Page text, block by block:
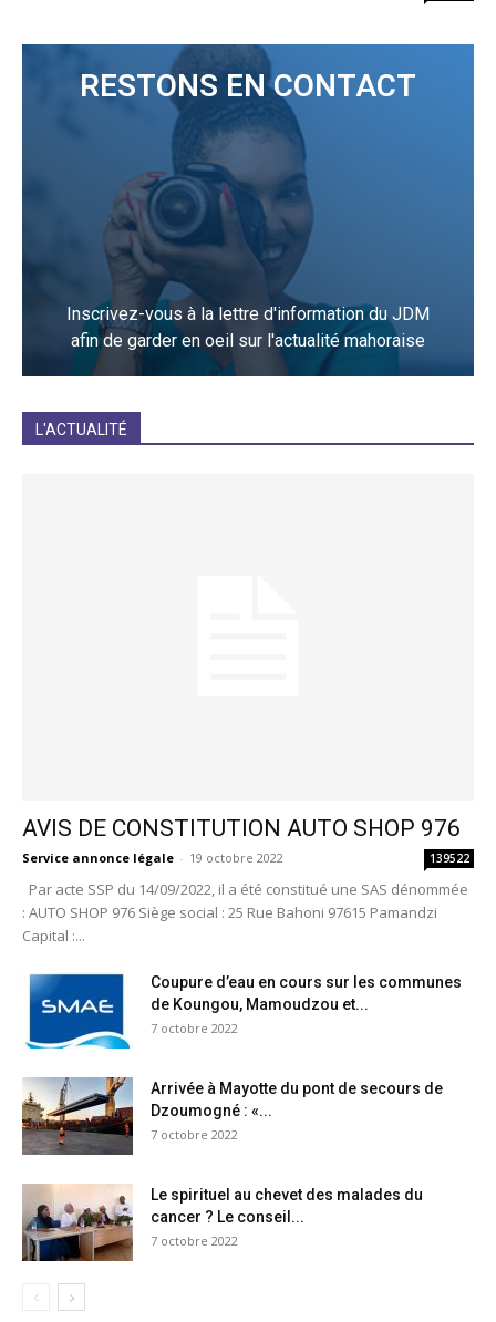
RESTONS EN CONTACT
Inscrivez-vous à la lettre d'information du JDM
afin de garder en oeil sur l'actualité mahoraise
L'ACTUALITÉ
AVIS DE CONSTITUTION AUTO SHOP 976
Service annonce légale - 19 octobre 2022 139522
Par acte SSP du 14/09/2022, il a été constitué une SAS dénommée
: AUTO SHOP 976 Siège social : 25 Rue Bahoni 97615 Pamandzi
Capital :...
Coupure d’eau en cours sur les communes
de Koungou, Mamoudzou et...
7 octobre 2022
Arrivée à Mayotte du pont de secours de
Dzoumogné : «...
7 octobre 2022
Le spirituel au chevet des malades du
cancer ? Le conseil...
7 octobre 2022